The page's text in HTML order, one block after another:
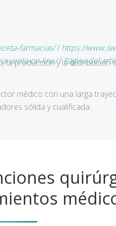
farmacias// https://
venta-on-line//Página del
producción y la distribución
médico con una larga
sólida y cualificada.